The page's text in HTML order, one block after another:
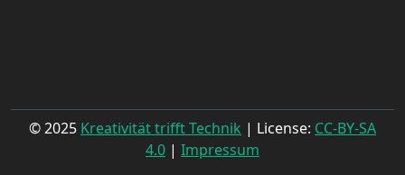
© 2025 Kreativität trifft Technik | License: CC-BY-SA
4.0 | Impressum